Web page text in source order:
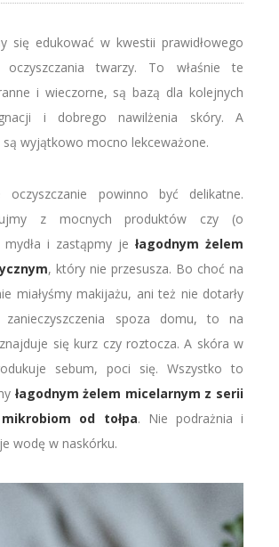
się edukować w kwestii prawidłowego
oczyszczania twarzy. To właśnie te
i wieczorne, są bazą dla kolejnych
i dobrego nawilżenia skóry. A
wyjątkowo mocno lekceważone.
oczyszczanie powinno być delikatne.
z mocnych produktów czy (o
mydła i zastąpmy je łagodnym żelem
, który nie przesusza. Bo choć na
miałyśmy makijażu, ani też nie dotarły
spoza domu, to na
się kurz czy roztocza. A skóra w
sebum, poci się. Wszystko to
łagodnym żelem micelarnym z serii
od tołpa. Nie podrażnia i
wodę w naskórku.